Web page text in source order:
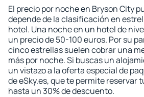
El precio por noche en Bryson City
depende de la clasificación en
hotel. Una noche en un hotel de
un precio de 50-100 euros. Por su
cinco estrellas suelen cobrar una
más por noche. Si buscas un
un vistazo a la oferta especial de
de eSky.es, que te permite reservar
hasta un 30% de descuento.